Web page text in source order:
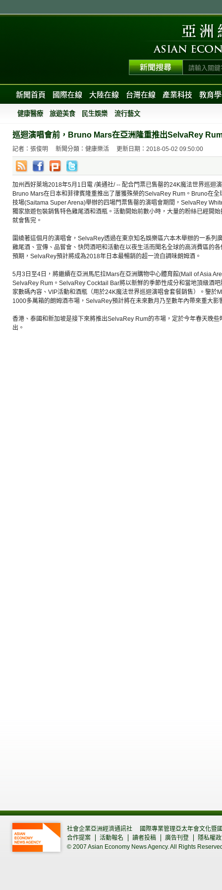
新聞首頁 國際在線 大陸在線 台灣在線 產業科技 教育
健康醫療 旅遊美食 民生娛樂 流行藝文
巡迴演唱會前，Bruno Mars在亞洲隆重推出SelvaRey
記者：張俊明 新聞分類：健康樂活 更新日期：2018-05-02 09:50:00
加州西好萊塢2018年5月1日電 /美通社/ -- 配合門票已售罄的24K魔法世界巡迴
Bruno Mars在日本和菲律賓隆重推出了屢獲殊榮的SelvaRey Rum。Bruno在
技場(Saitama Super Arena)舉辦的四場門票售罄的演唱會期間，SelvaRey
獨家旅遊包裝銷售特色雞尾酒和酒瓶。活動開始前數小時，大量的粉絲已經開
就會售完。
圍繞著這個月的演唱會，SelvaRey透過在東京知名娛樂區六本木舉辦的一系列
雞尾酒、宣傳、品嘗會、快閃酒吧和活動在以夜生活而聞名全球的高消費區的
預期，SelvaRey預計將成為2018年日本最暢銷的超一流白調味朗姆酒。
5月3日至4日，將繼續在亞洲馬尼拉Mars在亞洲購物中心體育館(Mall of Asia
SelvaRey Rum。SelvaRey Cocktail Bar將以新鮮的季節性成分和當地頂級酒
家數碼內容、VIP活動和酒瓶（用於24K魔法世界巡迴演唱會套餐銷售）。鑒於
1000多萬箱的朗姆酒市場，SelvaRey預計將在未來數月乃至數年內帶來重大影
香港、泰國和新加坡是接下來將推出SelvaRey Rum的市場，定於今年春天晚
出。
社會企業亞洲經濟通訊社
國際專業管理亞太年會文化暨
合作提案
活動報名 讀者投稿 廣告刊登
隱私權
© 2007 Asian Economy News Agency. All Rights